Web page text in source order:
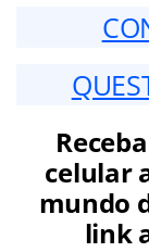
Receba
celular
mundo
link